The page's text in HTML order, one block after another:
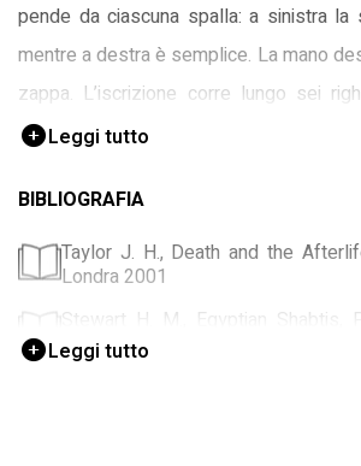
pende da ciascuna spalla: a sinistra la
mentre a destra è semplice. La mano
zappa. L’iscrizione corre lungo sei
dell’ushabti e riporta il capitolo 6 del
riga.
L'ushabti appartiene allo stesso
num. d'inv. 30949 del Civico Museo
Trieste (scheda con NCTN 00069279).
Leggi tutto
BIBLIOGRAFIA
Taylor J. H., Death and the
Londra 2001
Stewart H. M., Egyptian Shabtis,
1995
Leggi tutto